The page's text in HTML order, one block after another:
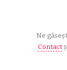
Ne
Contact